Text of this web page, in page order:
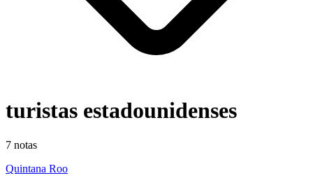
turistas estadounidenses
7 notas
Quintana Roo